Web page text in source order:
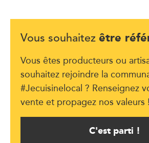
Vous souhaitez être
Vous êtes producteurs ou
souhaitez rejoindre la
#Jecuisinelocal ? Renseignez
vente et propagez nos valeurs !
C'est parti !